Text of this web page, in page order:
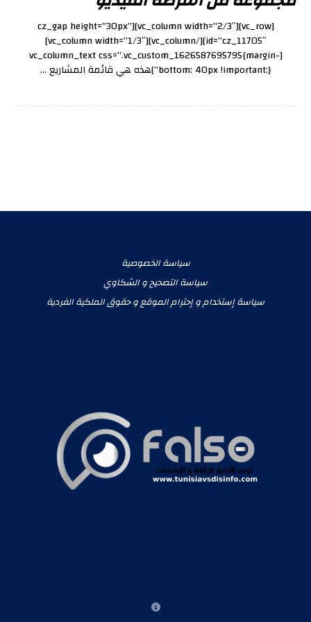
[vc_row][vc_column width=”2/3″][cz_gap height=”30px”
id=”cz_11705″][/vc_column][vc_column width=”1/3″]
[vc_column_text css=”.vc_custom_1626587695795{margin-
bottom: 40px !important;}”]هذه هي قائمة المشاريع ...
سياسة الخصوصية
سياسة التصحيح و الشكاوي
سياسة إستخدام و إحترام الموقع و حقوق الملكية الفردية